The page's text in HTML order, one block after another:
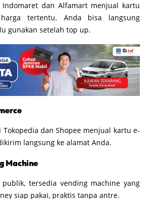
dan Alfamart menjual kartu
tertentu. Anda bisa langsung
gunakan setelah top up.
dan Shopee menjual kartu e-
langsung ke alamat Anda.
Machine
tersedia vending machine yang
siap pakai, praktis tanpa antre.